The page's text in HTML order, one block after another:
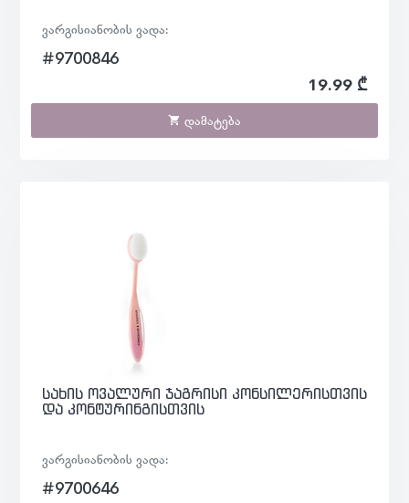
ვარგისიანობის ვადა:
#9700846
19.99 ₾
დამატება
სახის ოვალური ჯაგრისი კონსილერისთვის
და კონტურინგისთვის
ვარგისიანობის ვადა:
#9700646